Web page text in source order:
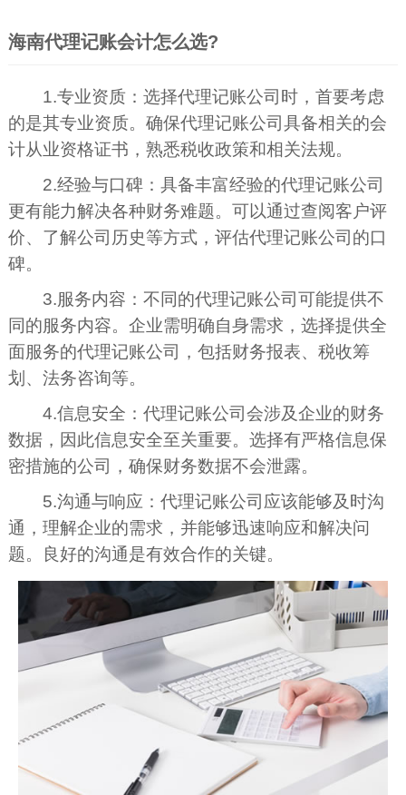
海南代理记账会计怎么选?
1.专业资质：选择代理记账公司时，首要考虑
的是其专业资质。确保代理记账公司具备相关的会
计从业资格证书，熟悉税收政策和相关法规。
2.经验与口碑：具备丰富经验的代理记账公司
更有能力解决各种财务难题。可以通过查阅客户评
价、了解公司历史等方式，评估代理记账公司的口
碑。
3.服务内容：不同的代理记账公司可能提供不
同的服务内容。企业需明确自身需求，选择提供全
面服务的代理记账公司，包括财务报表、税收筹
划、法务咨询等。
4.信息安全：代理记账公司会涉及企业的财务
数据，因此信息安全至关重要。选择有严格信息保
密措施的公司，确保财务数据不会泄露。
5.沟通与响应：代理记账公司应该能够及时沟
通，理解企业的需求，并能够迅速响应和解决问
题。良好的沟通是有效合作的关键。